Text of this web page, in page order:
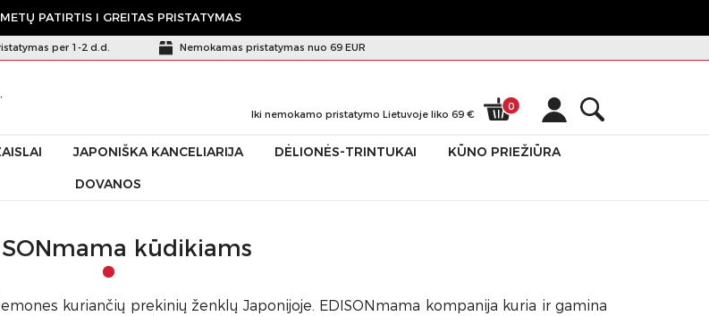
PATIRTIS I GREITAS PRISTATYMAS
per 1-2 d.d. Nemokamas pristatymas nuo 69 EUR
Iki nemokamo pristatymo Lietuvoje liko 69 €
0
JAPONIŠKA KANCELIARIJA DĖLIONĖS-TRINTUKAI
KŪNO PRIEŽIŪRA
DOVANOS
kūdikiams
kuriančių prekinių ženklų Japonijoje. EDISONmama kompanija kuria ir gamina